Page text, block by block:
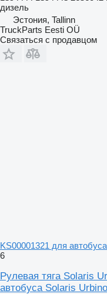
дизель
Эстония, Tallinn
TruckParts Eesti OÜ
Связаться с продавцом
KS00001321 для
6
Рулевая тяга Solaris
автобуса Solaris